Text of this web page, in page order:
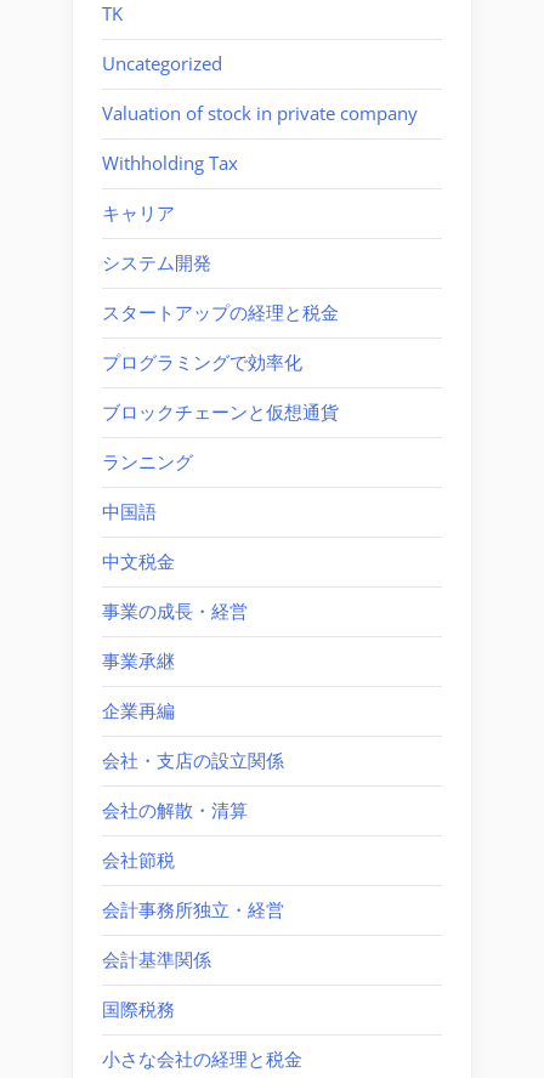
TK
Uncategorized
Valuation of stock in private company
Withholding Tax
キャリア
システム開発
スタートアップの経理と税金
プログラミングで効率化
ブロックチェーンと仮想通貨
ランニング
中国語
中文税金
事業の成長・経営
事業承継
企業再編
会社・支店の設立関係
会社の解散・清算
会社節税
会計事務所独立・経営
会計基準関係
国際税務
小さな会社の経理と税金